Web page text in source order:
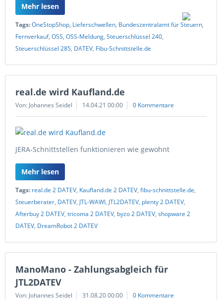
Mehr lesen
Tags:OneStopShop, Lieferschwellen, Bundeszentralamt für Steuern,
Fernverkauf, OSS, OSS-Meldung, Steuerschlüssel 240,
Steuerschlüssel 285, DATEV, Fibu-Schnittstelle.de
real.de wird Kaufland.de
Von: Johannes Seidel 14.04.21 00:00 0 Kommentare
JERA-Schnittstellen funktionieren wie gewohnt
Mehr lesen
Tags: real.de 2 DATEV, Kaufland.de 2 DATEV, fibu-schnittstelle.de,
Steuerberater, DATEV, JTL-WAWI, JTL2DATEV, plenty 2 DATEV,
Afterbuy 2 DATEV, tricoma 2 DATEV, byzo 2 DATEV, shopware 2
DATEV, DreamRobot 2 DATEV
ManoMano - Zahlungsabgleich für
JTL2DATEV
Von: Johannes Seidel 31.08.20 00:00 0 Kommentare